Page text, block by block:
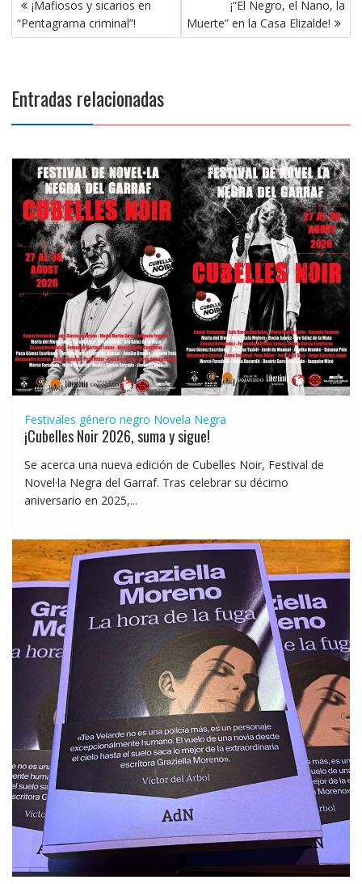
de
entradas
¡Mafiosos y sicarios en
“Pentagrama criminal”!
¡“El Negro, el Nano, la
Muerte” en la Casa Elizalde!
Entradas relacionadas
Festivales género negro Novela Negra
¡Cubelles Noir 2026, suma y sigue!
Se acerca una nueva edición de Cubelles Noir, Festival de
Novel·la Negra del Garraf. Tras celebrar su décimo
aniversario en 2025,...